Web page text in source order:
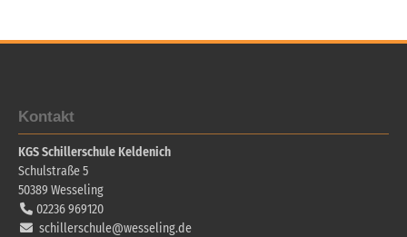
Kontakt
KGS Schillerschule Keldenich
Schulstraße 5
50389 Wesseling
02236 969120
schillerschule@wesseling.de